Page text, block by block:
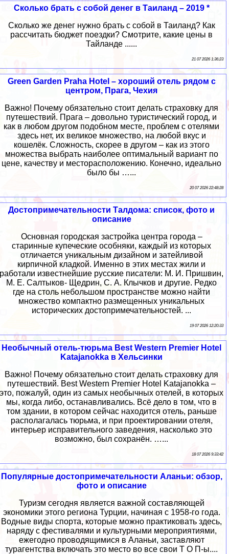
Сколько брать с собой денег в Таиланд – 2019 *
Сколько же денег нужно брать с собой в Таиланд? Как
рассчитать бюджет поездки? Смотрите, какие цены в
Тайланде ......
21 07 2026 1:36:23
Green Garden Praha Hotel – хороший отель рядом с
центром, Прага, Чехия
Важно! Почему обязательно стоит делать страховку для
путешествий. Прага – довольно туристический город, и
как в любом другом подобном месте, проблем с отелями
здесь нет, их великое множество, на любой вкус и
кошелёк. Сложность, скорее в другом – как из этого
множества выбрать наиболее оптимальный вариант по
цене, качеству и месторасположению. Конечно, идеально
было бы …...
20 07 2026 22:48:28
Достопримечательности Талдома: список, фото и
описание
Основная городская застройка центра города –
старинные купеческие особняки, каждый из которых
отличается уникальным дизайном и затейливой
кирпичной кладкой. Именно в этих местах жили и
работали известнейшие русские писатели: М. И. Пришвин,
М. Е. Салтыков- Щедрин, С. А. Клычков и другие. Редко
где на столь небольшом пространстве можно найти
множество компактно размещенных уникальных
исторических достопримечательностей. ...
19 07 2026 12:20:33
Необычный отель-тюрьма Best Western Premier Hotel
Katajanokka в Хельсинки
Важно! Почему обязательно стоит делать страховку для
путешествий. Best Western Premier Hotel Katajanokka –
это, пожалуй, один из самых необычных отелей, в которых
мы, когда либо, останавливались. Всё дело в том, что в
том здании, в котором сейчас находится отель, раньше
располагалась тюрьма, и при проектировании отеля,
интерьер исправительного заведения, насколько это
возможно, был сохранён. …...
18 07 2026 9:33:42
Популярные достопримечательности Аланьи: обзор,
фото и описание
Туризм сегодня является важной составляющей
экономики этого региона Турции, начиная с 1958-го года.
Водные виды спорта, которые можно практиковать здесь,
наряду с фестивалями и культурными мероприятиями,
ежегодно проводящимися в Аланьи, заставляют
турагентства включать это место во все свои Т О П-ы....